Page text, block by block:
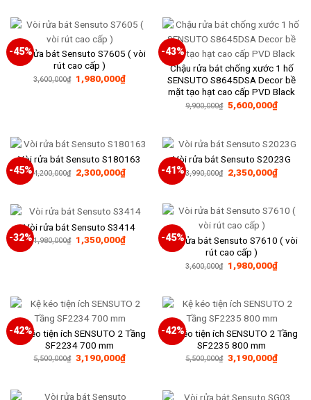
2,250,000₫.
-45%
Vòi rửa bát Sensuto S7605 ( vòi
rút cao cấp )
3,600,000₫ Giá
gốc
1,980,000₫Giá
hiện
-43%
Chậu rửa bát chống xước 1 hố
SENSUTO S8645DSA Decor bề
mặt tạo hạt cao cấp PVD Black
9,900,000₫ Giá
gốc
5,600,000₫Giá
hiện
-45%
Vòi rửa bát Sensuto S180163
4,200,000₫ Giá
gốc
2,300,000₫Giá
hiện
2,300,000₫.
-41%
Vòi rửa bát Sensuto S2023G
3,990,000₫ Giá
gốc
2,350,000₫Giá
hiện
-32%
Vòi rửa bát Sensuto S3414
1,980,000₫ Giá
gốc
1,350,000₫Giá
hiện
-45%
Vòi rửa bát Sensuto S7610 ( vòi
rút cao cấp )
3,600,000₫ Giá
gốc
1,980,000₫Giá
hiện
-42%
Kệ kéo tiện ích SENSUTO 2 Tầng
SF2234 700 mm
5,500,000₫ Giá
gốc
3,190,000₫Giá
hiện
3,190,000₫.
-42%
Kệ kéo tiện ích SENSUTO 2 Tầng
SF2235 800 mm
5,500,000₫ Giá
gốc
3,190,000₫Giá
hiện